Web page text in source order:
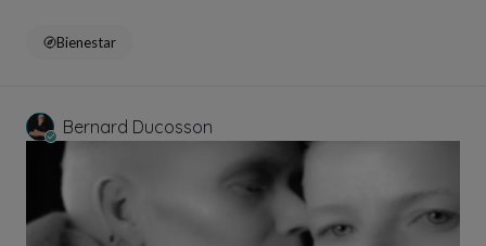
Bienestar
Bernard Ducosson